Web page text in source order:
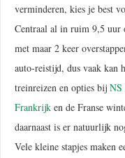
verminderen, kies je best
Centraal al in ruim 9,5 uur
met maar 2 keer
auto-reistijd, dus vaak kan
treinreizen en opties bij NS
Frankrijk en de Franse
daarnaast is er natuurlijk
Vele kleine stapjes maken